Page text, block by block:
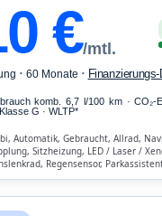
€/mtl.
· 60 Monate ·
komb. 6,7 l/100 km · CO₂-
G · WLTP*
Automatik, Gebraucht, Allrad,
Sitzheizung, LED / Laser /
Regensensor,
Stopp-Automatik, Bluetooth,